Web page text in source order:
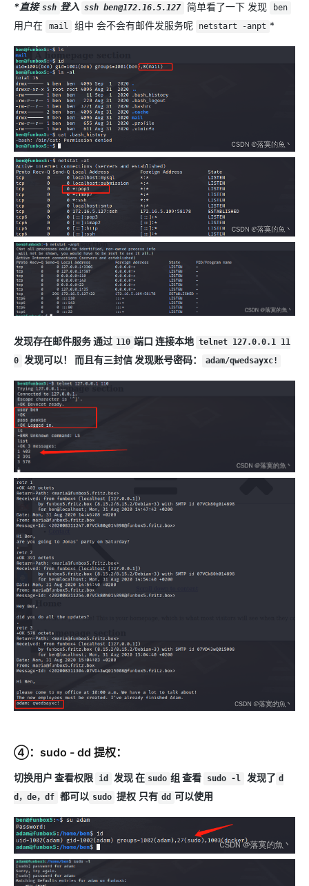
*直接 ssh 登入 ssh ben@172.16.5.127 简单看了一下 发现 ben
用户在 mail 组中 会不会有邮件发服务呢 netstart -anpt *
发现存在邮件服务 通过 110 端口 连接本地 telnet 127.0.0.1 11
0
发现可以！ 而且有三封信 发现账号密码： adam/qwedsayxc!
④：sudo - dd 提权：
切换用户 查看权限 id 发现 在 sudo 组 查看 sudo -l 发现了 d
d，de，df 都可以 sudo 提权 只有 dd 可以使用